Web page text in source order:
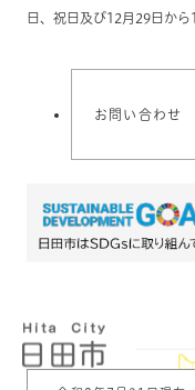
日、祝日及び12月29日から
お問い合わせ